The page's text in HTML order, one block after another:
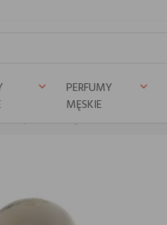
keyboard_arrow_down
PERFUMY
MĘSKIE
keyboard_arrow_down
Milano Fragranze Diurno